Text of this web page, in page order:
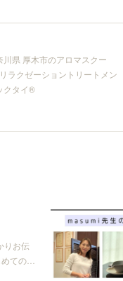
県 厚木市のアロマスクー
ラクゼーショントリートメン
クタイ®
りお伝
ての…